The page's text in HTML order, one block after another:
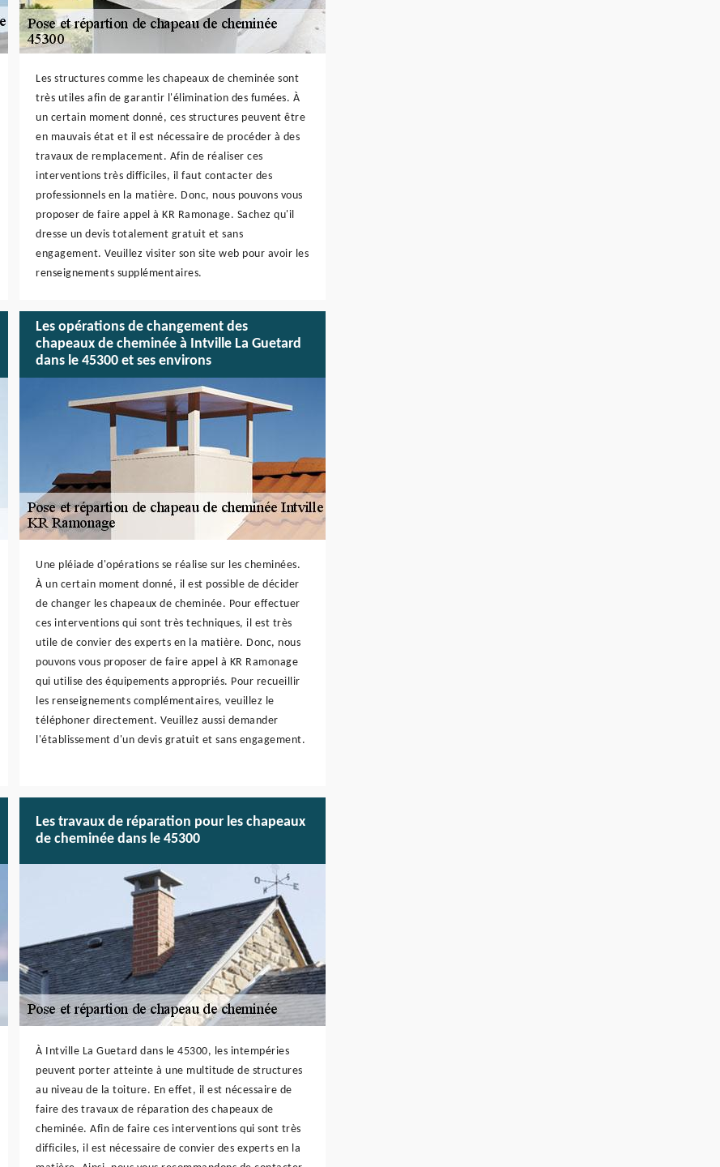
Les structures comme les chapeaux de cheminée sont
très utiles afin de garantir l'élimination des fumées. À
un certain moment donné, ces structures peuvent être
en mauvais état et il est nécessaire de procéder à des
travaux de remplacement. Afin de réaliser ces
interventions très difficiles, il faut contacter des
professionnels en la matière. Donc, nous pouvons vous
proposer de faire appel à KR Ramonage. Sachez qu'il
dresse un devis totalement gratuit et sans
engagement. Veuillez visiter son site web pour avoir les
renseignements supplémentaires.
Les opérations de changement des
chapeaux de cheminée à Intville La Guetard
dans le 45300 et ses environs
Une pléiade d'opérations se réalise sur les cheminées.
À un certain moment donné, il est possible de décider
de changer les chapeaux de cheminée. Pour effectuer
ces interventions qui sont très techniques, il est très
utile de convier des experts en la matière. Donc, nous
pouvons vous proposer de faire appel à KR Ramonage
qui utilise des équipements appropriés. Pour recueillir
les renseignements complémentaires, veuillez le
téléphoner directement. Veuillez aussi demander
l'établissement d'un devis gratuit et sans engagement.
Les travaux de réparation pour les chapeaux
de cheminée dans le 45300
À Intville La Guetard dans le 45300, les intempéries
peuvent porter atteinte à une multitude de structures
au niveau de la toiture. En effet, il est nécessaire de
faire des travaux de réparation des chapeaux de
cheminée. Afin de faire ces interventions qui sont très
difficiles, il est nécessaire de convier des experts en la